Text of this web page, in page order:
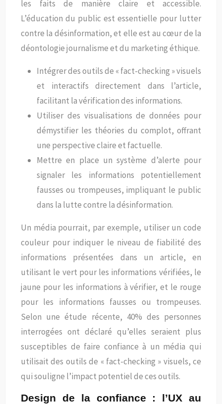
les faits de manière claire et accessible.
L’éducation du public est essentielle pour lutter
contre la désinformation, et elle est au cœur de la
déontologie journalisme et du marketing éthique.
Intégrer des outils de « fact-checking » visuels
et interactifs directement dans l’article,
facilitant la vérification des informations.
Utiliser des visualisations de données pour
démystifier les théories du complot, offrant
une perspective claire et factuelle.
Mettre en place un système d’alerte pour
signaler les informations potentiellement
fausses ou trompeuses, impliquant le public
dans la lutte contre la désinformation.
Un média pourrait, par exemple, utiliser un code
couleur pour indiquer le niveau de fiabilité des
informations présentées dans un article, en
utilisant le vert pour les informations vérifiées, le
jaune pour les informations à vérifier, et le rouge
pour les informations fausses ou trompeuses.
Selon une étude récente, 40% des personnes
interrogées ont déclaré qu’elles seraient plus
susceptibles de faire confiance à un média qui
utilisait des outils de « fact-checking » visuels, ce
qui souligne l’impact potentiel de ces outils.
Design de la confiance : l’UX au